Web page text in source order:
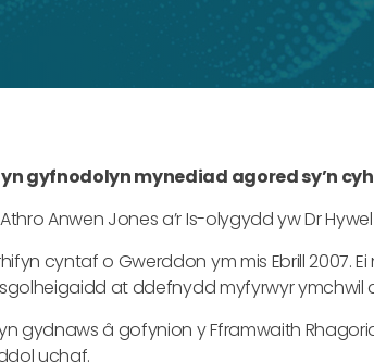
gyfnodolyn mynediad agored sy’n
Anwen Jones a’r Is-olygydd yw Dr
cyntaf o Gwerddon ym mis Ebrill
at ddefnydd myfyrwyr
gydnaws â gofynion y Fframwaith
uchaf.